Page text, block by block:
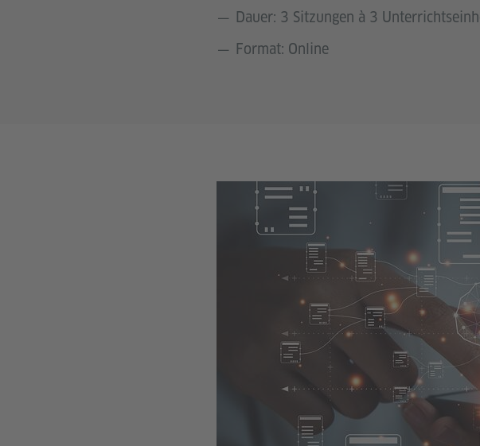
Dauer: 3 Sitzungen à 3
Format: Online